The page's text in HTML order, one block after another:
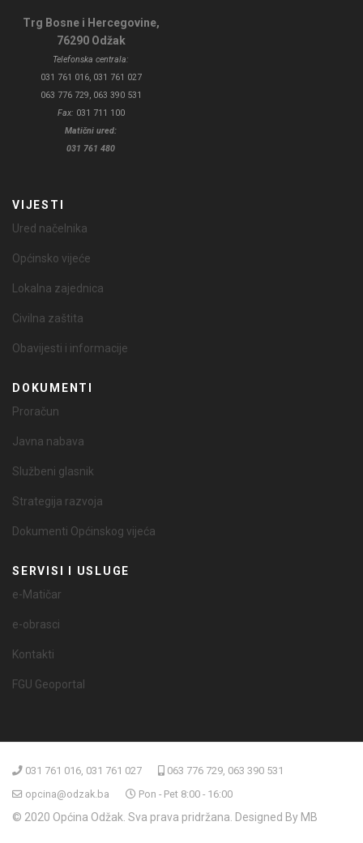
Trg Bosne i Hercegovine,
76290 Odžak
Telefonska centrala:
031 761 016, 031 761 027
063 776 729, 063 390 531
Fax: 031 711 100
Matični ured:
031 761 480
VIJESTI
Ured načelnika
Općinsko vijeće
Lokalna zajednica
Civilna zaštita
Obavijesti i informacije
DOKUMENTI
Proračun
Javna nabava
Službeni glasnik
Strategija razvoja
Dokumenti Općinskog vijeća
SERVISI I USLUGE
e-Matičar
e-obrasci
Kontakti
FGU Geoportal
031 761 016, 031 761 027
063 776 729, 063 390 531
opcina@odzak.ba
Pon - Pet 8:00 - 16:00
© 2020 Općina Odžak. Sva prava pridržana. Designed By MB